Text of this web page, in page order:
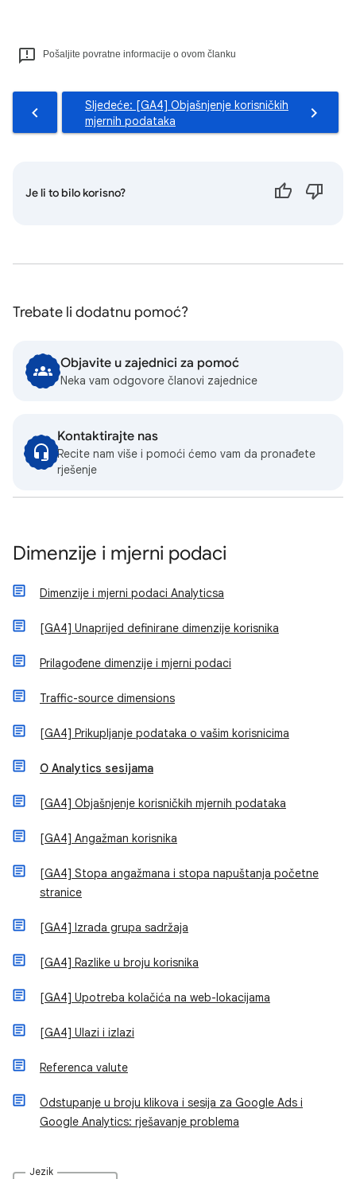
Pošaljite povratne informacije o ovom članku
Sljedeće: [GA4] Objašnjenje korisničkih
mjernih podataka
Je li to bilo korisno?
Trebate li dodatnu pomoć?
Objavite u zajednici za pomoć
Neka vam odgovore članovi zajednice
Kontaktirajte nas
Recite nam više i pomoći ćemo vam da pronađete
rješenje
Dimenzije i mjerni podaci
Dimenzije i mjerni podaci Analyticsa
[GA4] Unaprijed definirane dimenzije korisnika
Prilagođene dimenzije i mjerni podaci
Traffic-source dimensions
[GA4] Prikupljanje podataka o vašim korisnicima
O Analytics sesijama
[GA4] Objašnjenje korisničkih mjernih podataka
[GA4] Angažman korisnika
[GA4] Stopa angažmana i stopa napuštanja početne
stranice
[GA4] Izrada grupa sadržaja
[GA4] Razlike u broju korisnika
[GA4] Upotreba kolačića na web-lokacijama
[GA4] Ulazi i izlazi
Referenca valute
Odstupanje u broju klikova i sesija za Google Ads i
Google Analytics: rješavanje problema
Jezik